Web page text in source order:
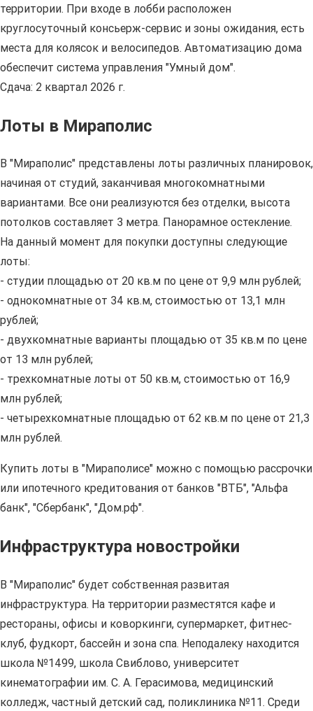
территории. При входе в лобби расположен
круглосуточный консьерж-сервис и зоны ожидания, есть
места для колясок и велосипедов. Автоматизацию дома
обеспечит система управления "Умный дом".
Сдача: 2 квартал 2026 г.
Лоты в Мираполис
В "Мираполис" представлены лоты различных планировок,
начиная от студий, заканчивая многокомнатными
вариантами. Все они реализуются без отделки, высота
потолков составляет 3 метра. Панорамное остекление.
На данный момент для покупки доступны следующие
лоты:
- студии площадью от 20 кв.м по цене от 9,9 млн рублей;
- однокомнатные от 34 кв.м, стоимостью от 13,1 млн
рублей;
- двухкомнатные варианты площадью от 35 кв.м по цене
от 13 млн рублей;
- трехкомнатные лоты от 50 кв.м, стоимостью от 16,9
млн рублей;
- четырехкомнатные площадью от 62 кв.м по цене от 21,3
млн рублей.
Купить лоты в "Мираполисе" можно с помощью рассрочки
или ипотечного кредитования от банков "ВТБ", "Альфа
банк", "Сбербанк", "Дом.рф".
Инфраструктура новостройки
В "Мираполис" будет собственная развитая
инфраструктура. На территории разместятся кафе и
рестораны, офисы и коворкинги, супермаркет, фитнес-
клуб, фудкорт, бассейн и зона спа. Неподалеку находится
школа №1499, школа Свиблово, университет
кинематографии им. С. А. Герасимова, медицинский
колледж, частный детский сад, поликлиника №11. Среди